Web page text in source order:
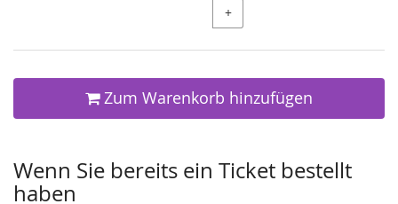
+
Zum Warenkorb hinzufügen
Wenn Sie bereits ein Ticket bestellt
haben